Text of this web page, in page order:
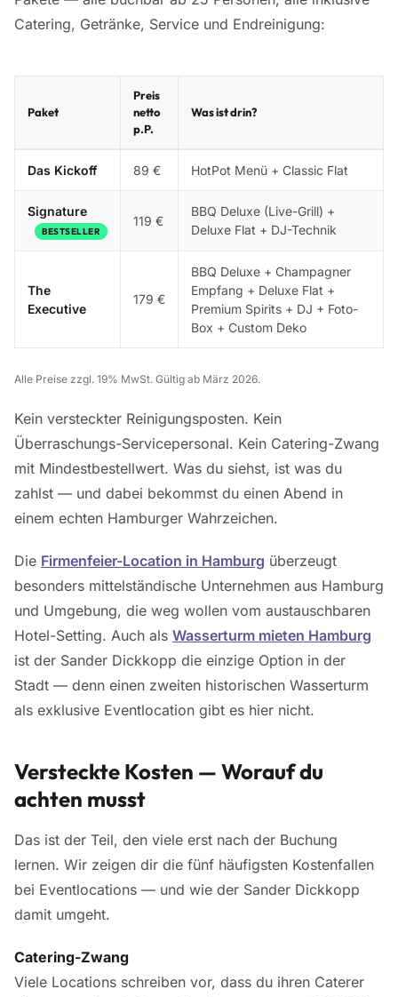
Catering, Getränke, Service und Endreinigung:
Paket
Preis
netto
p.P.
Was ist drin?
Das Kickoff 89 € HotPot Menü + Classic Flat
Signature
BESTSELLER
119 €
BBQ Deluxe (Live-Grill) +
Deluxe Flat + DJ-Technik
The
Executive
179 €
BBQ Deluxe + Champagner
Empfang + Deluxe Flat +
Premium Spirits + DJ + Foto-
Box + Custom Deko
Alle Preise zzgl. 19% MwSt. Gültig ab März 2026.
Kein versteckter Reinigungsposten. Kein
Überraschungs-Servicepersonal. Kein Catering-Zwang
mit Mindestbestellwert. Was du siehst, ist was du
zahlst — und dabei bekommst du einen Abend in
einem echten Hamburger Wahrzeichen.
Die Firmenfeier-Location in Hamburg überzeugt
besonders mittelständische Unternehmen aus Hamburg
und Umgebung, die weg wollen vom austauschbaren
Hotel-Setting. Auch als Wasserturm mieten Hamburg
ist der Sander Dickkopp die einzige Option in der
Stadt — denn einen zweiten historischen Wasserturm
als exklusive Eventlocation gibt es hier nicht.
Versteckte Kosten — Worauf du
achten musst
Das ist der Teil, den viele erst nach der Buchung
lernen. Wir zeigen dir die fünf häufigsten Kostenfallen
bei Eventlocations — und wie der Sander Dickkopp
damit umgeht.
Catering-Zwang
Viele Locations schreiben vor, dass du ihren Caterer